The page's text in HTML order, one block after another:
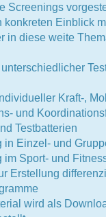
Screenings
konkreten Einblick
in diese weite
Kraft-,
und
Testbatterien
in Einzel- und
im Sport- und
Erstellung
wird als